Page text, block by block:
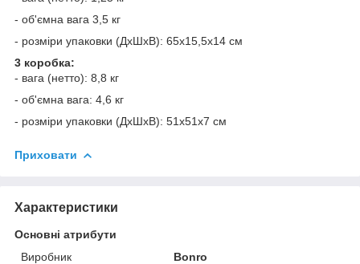
- об'ємна вага 3,5 кг
- розміри упаковки (ДхШхВ): 65x15,5x14 см
3 коробка:
- вага (нетто): 8,8 кг
- об'ємна вага: 4,6 кг
- розміри упаковки (ДхШхВ): 51x51x7 см
Приховати
Характеристики
Основні атрибути
Виробник
Bonro